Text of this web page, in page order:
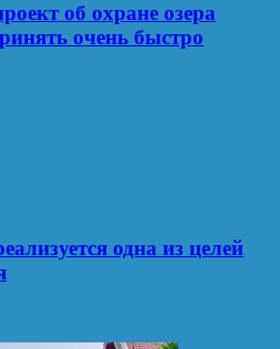
об охране озера
очень быстро
одна из целей